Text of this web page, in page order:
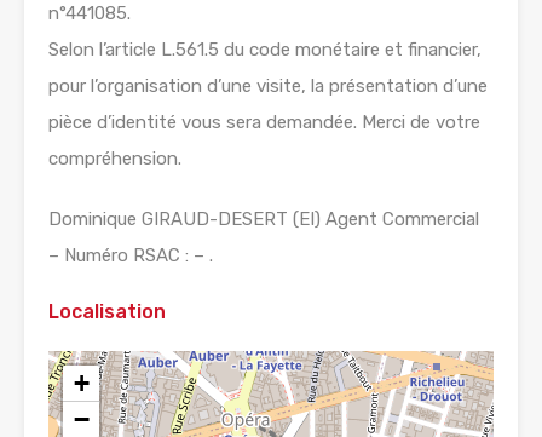
n°441085.
Selon l’article L.561.5 du code monétaire et financier,
pour l’organisation d’une visite, la présentation d’une
pièce d’identité vous sera demandée. Merci de votre
compréhension.
Dominique GIRAUD-DESERT (EI) Agent Commercial
– Numéro RSAC : – .
Localisation
+
−